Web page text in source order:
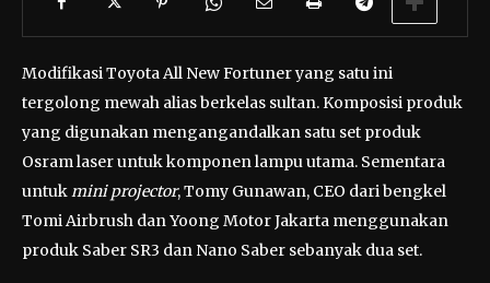
Modifikasi Toyota All New Fortuner yang satu ini
tergolong mewah alias berkelas sultan. Komposisi produk
yang digunakan mengangandalkan satu set produk
Osram laser untuk komponen lampu utama. Sementara
untukmini projector, Tomy Gunawan, CEO dari bengkel
Tomi Airbrush dan Yoong Motor Jakarta menggunakan
produk Saber SR3 dan Nano Saber sebanyak dua set.